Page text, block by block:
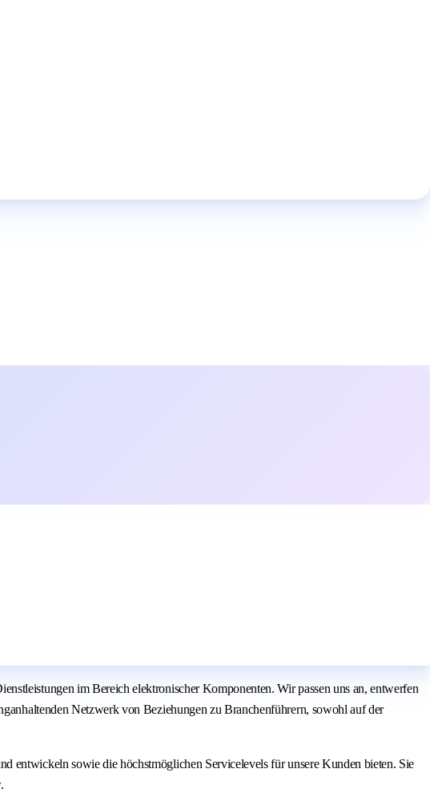
im Bereich elektronischer Komponenten. Wir passen uns an, entwerfen
Netzwerk von Beziehungen zu Branchenführern, sowohl auf der
entwickeln sowie die höchstmöglichen Servicelevels für unsere Kunden bieten. Sie